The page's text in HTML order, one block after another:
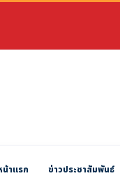
น้าแรก ข่าวประชาสัมพันธ์